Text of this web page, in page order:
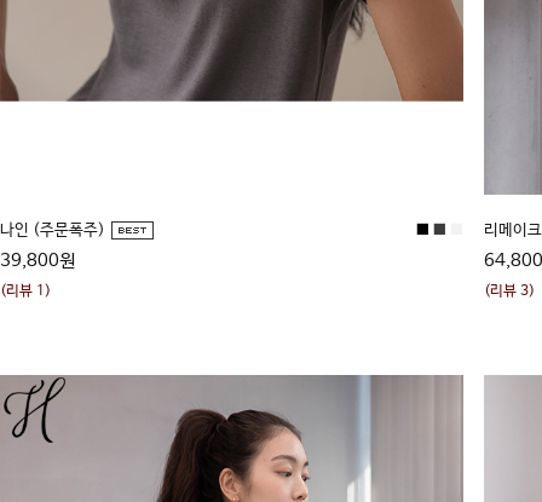
나인 (주문폭주)
39,800원
■ ■
(리뷰 1)
리메이
(리뷰 3)